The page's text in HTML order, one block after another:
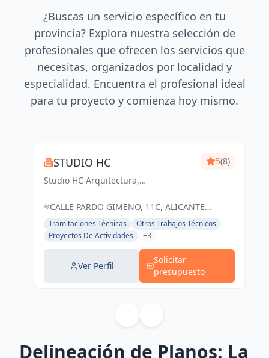
¿Buscas un servicio específico en tu
provincia? Explora nuestra selección de
profesionales que ofrecen los servicios que
necesitas, organizados por localidad y
especialidad. Encuentra el profesional ideal
para tu proyecto y comienza hoy mismo.
STUDIO HC
Studio HC Arquitectura,
5(8)
CALLE PARDO GIMENO, 11C, ALICANTE
(ALACANT), ESPAÑA, España
Tramitaciones Técnicas
Otros Trabajos Técnicos
Proyectos De Actividades
+3
Ver Perfil
Solicitar
presupuesto
Delineación de Planos: La